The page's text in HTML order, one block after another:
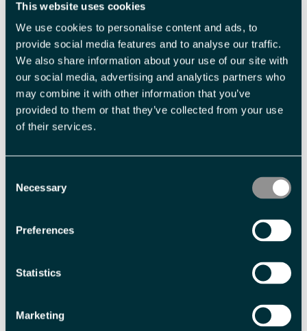
This website uses cookies
We use cookies to personalise content and ads, to
provide social media features and to analyse our traffic.
We also share information about your use of our site with
our social media, advertising and analytics partners who
may combine it with other information that you’ve
provided to them or that they’ve collected from your use
of their services.
Selection
Necessary
Preferences
Statistics
Marketing
Pr.person NOK 3 400,00 passasjer
Med forbehold om prisendringer.
Fasiliteter
Varighet